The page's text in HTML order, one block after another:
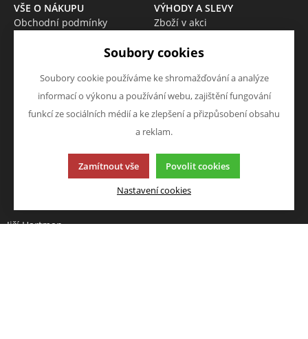
VŠE O NÁKUPU
Obchodní podmínky
Zásady zpracování osobních
údajů (GDPR)
VÝHODY A SLEVY
Zboží v akci
Zboží výprodej
O FIRMĚ
NAPIŠTE NÁM
Chcete nám něco sdělit o
shopu? Neváhejte napsat.
Chci napsat zprávu
Jiří Hartman
Soubory cookies
Soubory cookie používáme ke shromažďování a analýze
informací o výkonu a používání webu, zajištění fungování
funkcí ze sociálních médií a ke zlepšení a přizpůsobení obsahu
a reklam.
Zamítnout vše Povolit cookies
Nastavení cookies